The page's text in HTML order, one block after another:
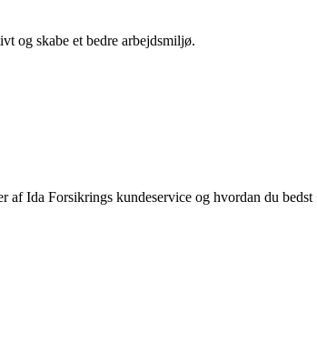
og skabe et bedre arbejdsmiljø.
af Ida Forsikrings kundeservice og hvordan du bedst